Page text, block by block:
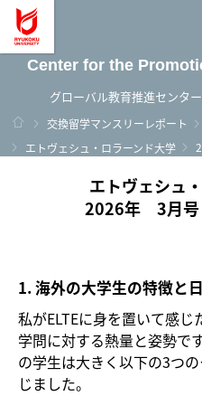
Center for the
グローバル教育推進センタ
ホーム
交換留学マンスリーレポート
エトヴェシュ・ロラーンド大学
エトヴェシュ
2026年 3月
1. 海外の大学生の特徴と
私がELTEに身を置いて感
学問に対する熱量と姿勢で
の学生は大きく以下の3つ
じました。